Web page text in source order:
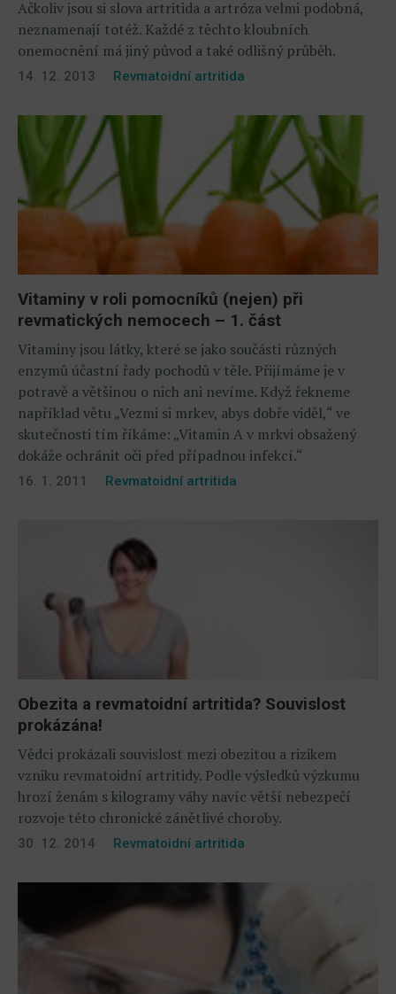
Ačkoliv jsou si slova artritida a artróza velmi podobná,
neznamenají totéž. Každé z těchto kloubních
onemocnění má jiný původ a také odlišný průběh.
14. 12. 2013 Revmatoidní artritida
Vitaminy v roli pomocníků (nejen) při
revmatických nemocech – 1. část
Vitaminy jsou látky, které se jako součásti různých
enzymů účastní řady pochodů v těle. Přijímáme je v
potravě a většinou o nich ani nevíme. Když řekneme
například větu „Vezmi si mrkev, abys dobře viděl,“ ve
skutečnosti tím říkáme: „Vitamin A v mrkvi obsažený
dokáže ochránit oči před případnou infekcí.“
16. 1. 2011 Revmatoidní artritida
Obezita a revmatoidní artritida? Souvislost
prokázána!
Vědci prokázali souvislost mezi obezitou a rizikem
vzniku revmatoidní artritidy. Podle výsledků výzkumu
hrozí ženám s kilogramy váhy navíc větší nebezpečí
rozvoje této chronické zánětlivé choroby.
30. 12. 2014 Revmatoidní artritida